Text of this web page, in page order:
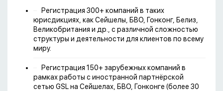
Регистрация 300+ компаний в таких
юрисдикциях, как Сейшелы, БВО, Гонконг, Белиз,
Великобритания и др., с различной сложностью
структуры и деятельности для клиентов по всему
миру.
Регистрация 150+ зарубежных компаний в
рамках работы с иностранной партнёрской
сетью GSL на Сейшелах, БВО, Гонконге (более 30